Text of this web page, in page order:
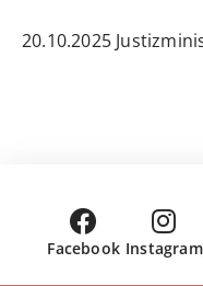
20.10.2025
Facebook Instagram